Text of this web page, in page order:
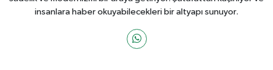
insanlara haber okuyabilecekleri bir altyapı sunuyor.